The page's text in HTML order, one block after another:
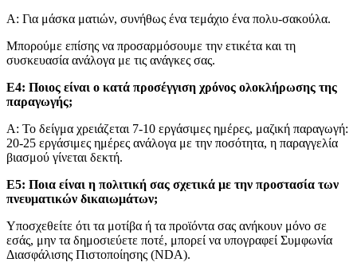
Α: Για μάσκα ματιών, συνήθως ένα τεμάχιο ένα πολυ-σακούλα.
Μπορούμε επίσης να προσαρμόσουμε την ετικέτα και τη
συσκευασία ανάλογα με τις ανάγκες σας.
Ε4: Ποιος είναι ο κατά προσέγγιση χρόνος ολοκλήρωσης της
παραγωγής;
Α: Το δείγμα χρειάζεται 7-10 εργάσιμες ημέρες, μαζική παραγωγή:
20-25 εργάσιμες ημέρες ανάλογα με την ποσότητα, η παραγγελία
βιασμού γίνεται δεκτή.
Ε5: Ποια είναι η πολιτική σας σχετικά με την προστασία των
πνευματικών δικαιωμάτων;
Υποσχεθείτε ότι τα μοτίβα ή τα προϊόντα σας ανήκουν μόνο σε
εσάς, μην τα δημοσιεύετε ποτέ, μπορεί να υπογραφεί Συμφωνία
Διασφάλισης Πιστοποίησης (NDA).